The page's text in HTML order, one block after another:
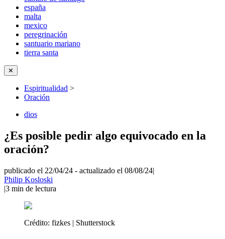
españa
malta
mexico
peregrinación
santuario mariano
tierra santa
✕
Espiritualidad >
Oración
dios
¿Es posible pedir algo equivocado en la
oración?
publicado el 22/04/24 - actualizado el 08/08/24|
Philip Kosloski
|3 min de lectura
Crédito: fizkes | Shutterstock